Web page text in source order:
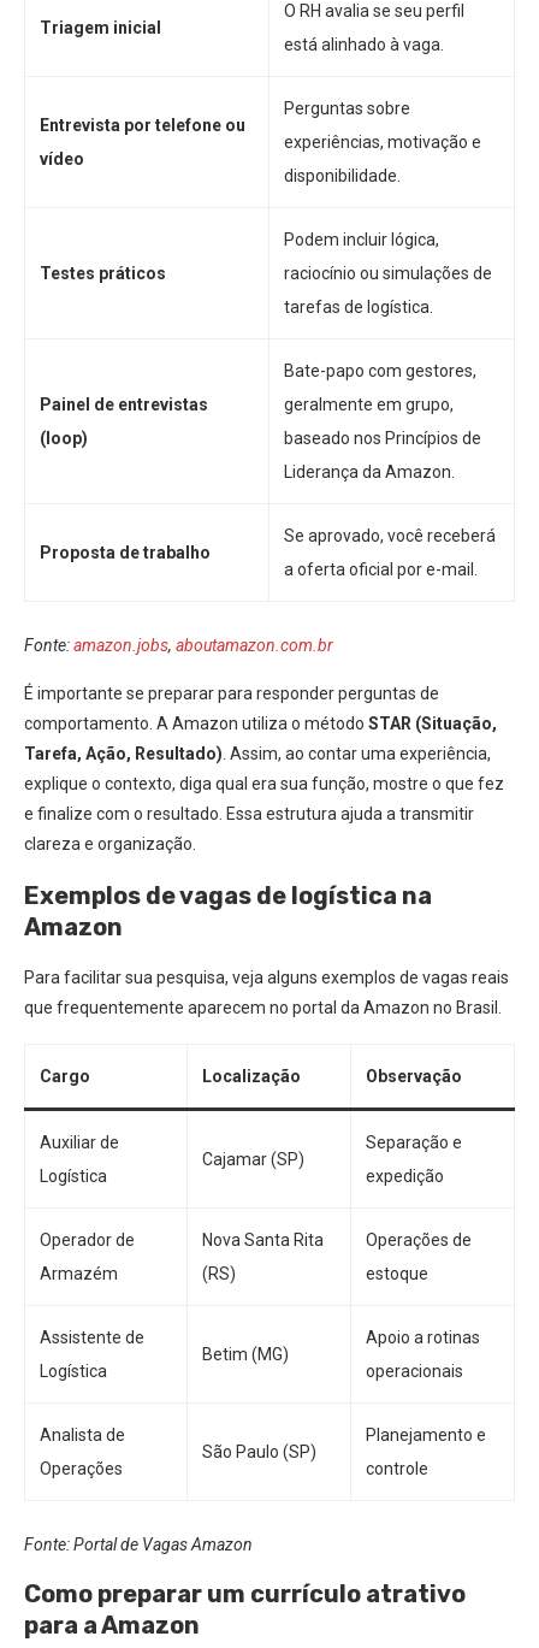
Triagem inicial
O RH avalia se seu perfil
está alinhado à vaga.
Entrevista por telefone ou
vídeo
Perguntas sobre
experiências, motivação e
disponibilidade.
Testes práticos
Podem incluir lógica,
raciocínio ou simulações de
tarefas de logística.
Painel de entrevistas
(loop)
Bate-papo com gestores,
geralmente em grupo,
baseado nos Princípios de
Liderança da Amazon.
Proposta de trabalho
Se aprovado, você receberá
a oferta oficial por e-mail.
Fonte:amazon.jobs, aboutamazon.com.br
É importante se preparar para responder perguntas de
comportamento. A Amazon utiliza o método STAR (Situação,
Tarefa, Ação, Resultado) . Assim, ao contar uma experiência,
explique o contexto, diga qual era sua função, mostre o que fez
e finalize com o resultado. Essa estrutura ajuda a transmitir
clareza e organização.
Exemplos de vagas de logística na
Amazon
Para facilitar sua pesquisa, veja alguns exemplos de vagas reais
que frequentemente aparecem no portal da Amazon no Brasil.
Cargo Localização Observação
Auxiliar de
Logística
Cajamar (SP)
Separação e
expedição
Operador de
Armazém
Nova Santa Rita
(RS)
Operações de
estoque
Assistente de
Logística
Betim (MG)
Apoio a rotinas
operacionais
Analista de
Operações
São Paulo (SP)
Planejamento e
controle
Fonte: Portal de Vagas Amazon
Como preparar um currículo atrativo
para a Amazon